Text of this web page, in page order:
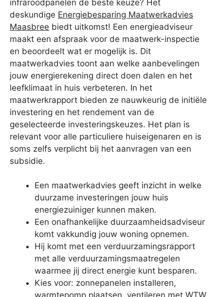
infraroodpanelen de beste keuze? Het
deskundige Energiebesparing Maatwerkadvies
Maasbree biedt uitkomst! Een energieadviseur
maakt een afspraak voor de maatwerk-inspectie
en beoordeelt wat er mogelijk is. Dit
maatwerkadvies toont aan welke aanbevelingen
jouw energierekening direct doen dalen en het
leefklimaat in huis verbeteren. In het
maatwerkrapport bieden ze nauwkeurig de initiële
investering en het rendement van de
geselecteerde investeringskeuzes. Het plan is
relevant voor alle particuliere huiseigenaren en is
soms zelfs verplicht bij het aanvragen van een
subsidie.
Een maatwerkadvies geeft inzicht in welke
duurzame investeringen jouw huis
energiezuiniger kunnen maken.
Een onafhankelijke duurzaamheidsadviseur
komt vakkundig jouw woning opnemen.
Hij komt met een verduurzamingsrapport
met alle verduurzamingsmaatregelen
waarmee jij direct energie kunt besparen.
Kies voor: zonnepanelen installeren,